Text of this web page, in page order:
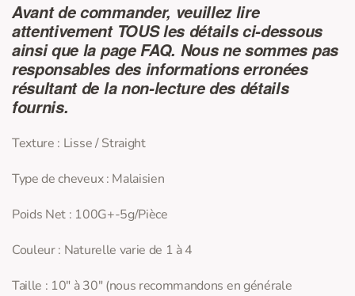
Avant de commander, veuillez lire
attentivement TOUS les détails ci-dessous
ainsi que la pageFAQ. Nous ne sommes pas
responsables des informations erronées
résultant de la non-lecture des détails
fournis.
Texture : Lisse / Straight
Type de cheveux : Malaisien
Poids Net : 100G+-5g/Pièce
Couleur : Naturelle varie de 1 à 4
Taille : 10″ à 30″ (nous recommandons en générale